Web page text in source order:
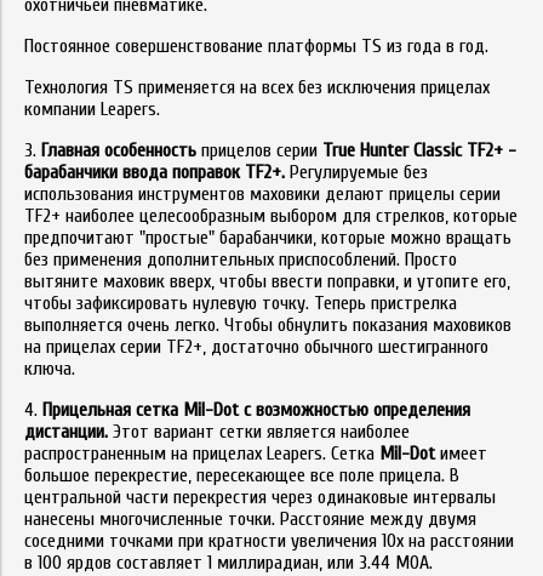
охотничьей пневматике.
Постоянное совершенствование платформы TS из года в год.
Технология TS применяется на всех без исключения прицелах
компании Leapers.
3. Главная особенность прицелов серии True Hunter Classic TF2+ -
барабанчики ввода поправок TF2+. Регулируемые без
использования инструментов маховики делают прицелы серии
TF2+ наиболее целесообразным выбором для стрелков, которые
предпочитают "простые" барабанчики, которые можно вращать
без применения дополнительных приспособлений. Просто
вытяните маховик вверх, чтобы ввести поправки, и утопите его,
чтобы зафиксировать нулевую точку. Теперь пристрелка
выполняется очень легко. Чтобы обнулить показания маховиков
на прицелах серии TF2+, достаточно обычного шестигранного
ключа.
4. Прицельная сетка Mil-Dot с возможностью определения
дистанции. Этот вариант сетки является наиболее
распространенным на прицелах Leapers. Сетка Mil-Dotимеет
большое перекрестие, пересекающее все поле прицела. В
центральной части перекрестия через одинаковые интервалы
нанесены многочисленные точки. Расстояние между двумя
соседними точками при кратности увеличения 10х на расстоянии
в 100 ярдов составляет 1 миллирадиан, или 3.44 МОА.